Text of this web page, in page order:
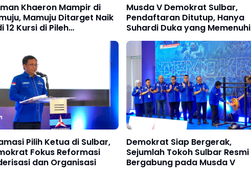
Khaeron Mampir di
Mamuju Ditarget Naik
12 Kursi di Pileh
Musda V Demokrat Sulbar,
Pendaftaran Ditutup, Hanya
Suhardi Duka yang Memenuhi
Verifikasi
Pilih Ketua di Sulbar,
Fokus Reformasi
dan Organisasi
Demokrat Siap Bergerak,
Sejumlah Tokoh Sulbar Resmi
Bergabung pada Musda V